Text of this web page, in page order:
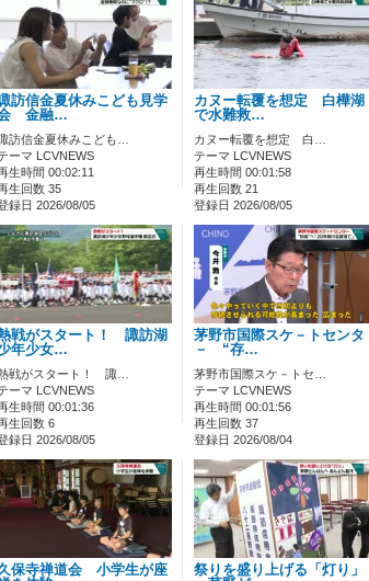
訪信金夏休みこども見学
金融…
訪信金夏休みこども…
ーマ LCVNEWS
生時間 00:02:11
生回数 35
録日 2026/08/05
カヌー転覆を想定 白樺湖
で水難救…
カヌー転覆を想定 白…
テーマ LCVNEWS
再生時間 00:01:58
再生回数 21
登録日 2026/08/05
戦がスタート！ 諏訪湖
年少女…
戦がスタート！ 諏…
ーマ LCVNEWS
生時間 00:01:36
生回数 6
録日 2026/08/05
茅野市国際スケ－トセンタ
－ “存…
茅野市国際スケ－トセ…
テーマ LCVNEWS
再生時間 00:01:56
再生回数 37
登録日 2026/08/04
保寺禅道会 小学生が座
祭りを盛り上げる「灯り」